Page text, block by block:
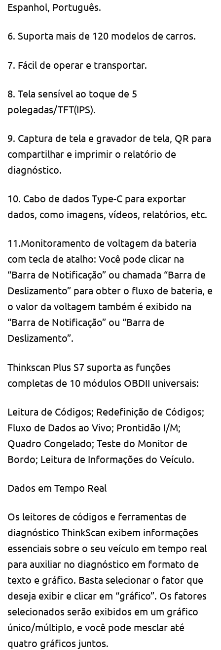
Espanhol, Português.
6. Suporta mais de 120 modelos de carros.
7. Fácil de operar e transportar.
8. Tela sensível ao toque de 5
polegadas/TFT(IPS).
9. Captura de tela e gravador de tela, QR para
compartilhar e imprimir o relatório de
diagnóstico.
10. Cabo de dados Type-C para exportar
dados, como imagens, vídeos, relatórios, etc.
11.Monitoramento de voltagem da bateria
com tecla de atalho: Você pode clicar na
“Barra de Notificação” ou chamada “Barra de
Deslizamento” para obter o fluxo de bateria, e
o valor da voltagem também é exibido na
“Barra de Notificação” ou “Barra de
Deslizamento”.
Thinkscan Plus S7 suporta as funções
completas de 10 módulos OBDII universais:
Leitura de Códigos; Redefinição de Códigos;
Fluxo de Dados ao Vivo; Prontidão I/M;
Quadro Congelado; Teste do Monitor de
Bordo; Leitura de Informações do Veículo.
Dados em Tempo Real
Os leitores de códigos e ferramentas de
diagnóstico ThinkScan exibem informações
essenciais sobre o seu veículo em tempo real
para auxiliar no diagnóstico em formato de
texto e gráfico. Basta selecionar o fator que
deseja exibir e clicar em “gráfico”. Os fatores
selecionados serão exibidos em um gráfico
único/múltiplo, e você pode mesclar até
quatro gráficos juntos.